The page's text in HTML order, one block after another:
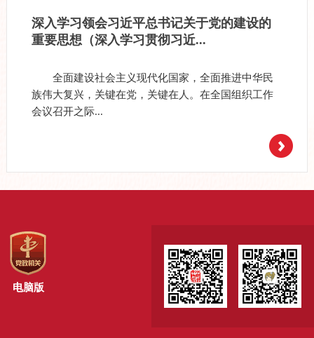
深入学习领会习近平总书记关于党的建设的
重要思想（深入学习贯彻习近...
全面建设社会主义现代化国家，全面推进中华民
族伟大复兴，关键在党，关键在人。在全国组织工作
会议召开之际...
电脑版